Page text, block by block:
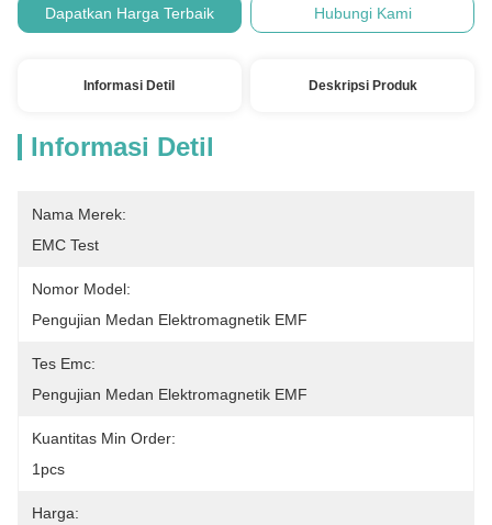
Dapatkan Harga Terbaik Hubungi Kami
Informasi Detil Deskripsi Produk
Informasi Detil
Nama Merek:
EMC Test
Nomor Model:
Pengujian Medan Elektromagnetik EMF
Tes Emc:
Pengujian Medan Elektromagnetik EMF
Kuantitas Min Order:
1pcs
Harga: